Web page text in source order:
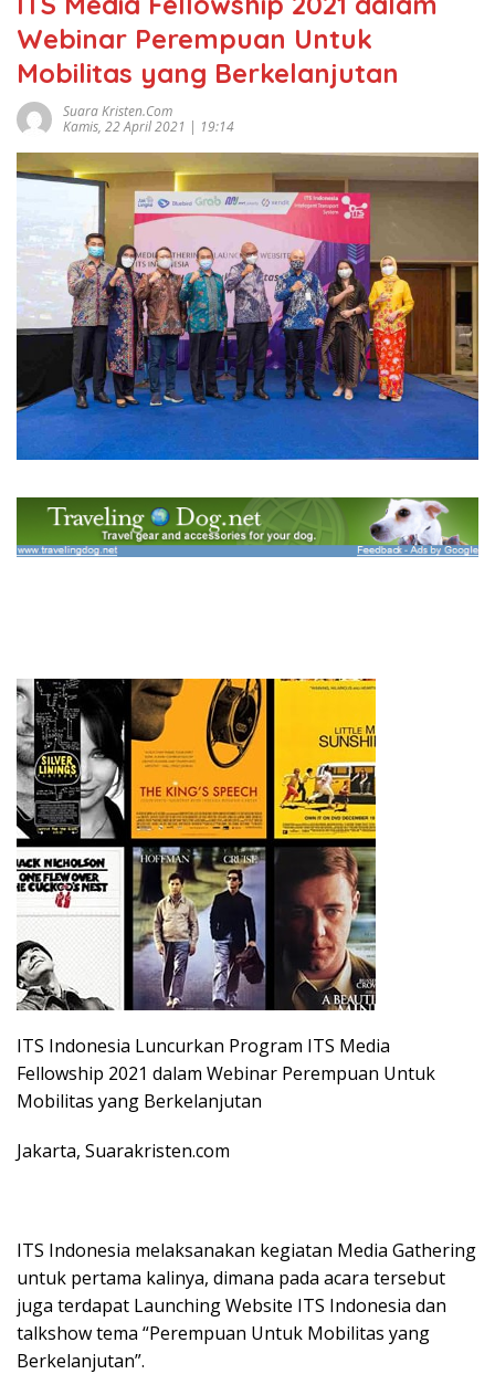
Webinar Perempuan Untuk
Mobilitas yang Berkelanjutan
Suara Kristen.com
Kamis, 22 April 2021 | 19:14
ITS Indonesia Luncurkan Program ITS Media
Fellowship 2021 dalam Webinar Perempuan Untuk
Mobilitas yang Berkelanjutan
Jakarta, Suarakristen.com
ITS Indonesia melaksanakan kegiatan Media Gathering
untuk pertama kalinya, dimana pada acara tersebut
juga terdapat Launching Website ITS Indonesia dan
talkshow tema “Perempuan Untuk Mobilitas yang
Berkelanjutan”.